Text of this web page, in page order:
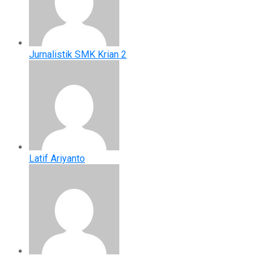
Jurnalistik SMK Krian 2
Latif Ariyanto